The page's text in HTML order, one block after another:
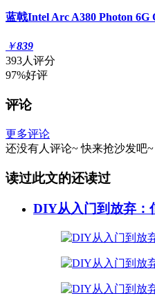
蓝戟Intel Arc A380 Photon 6G
￥839
393人评分
97%好评
评论
更多评论
还没有人评论~ 快来抢沙发吧~
读过此文的还读过
DIY从入门到放弃：